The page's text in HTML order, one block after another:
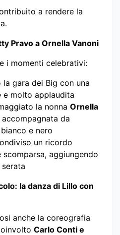
a rendere la
Pravo a Ornella Vanoni
i momenti celebrativi:
la gara dei Big con una
e molto applaudita
la nonna Ornella
accompagnata da
e nero
un ricordo
aggiungendo
la danza di Lillo con
anche la coreografia
Carlo Conti e